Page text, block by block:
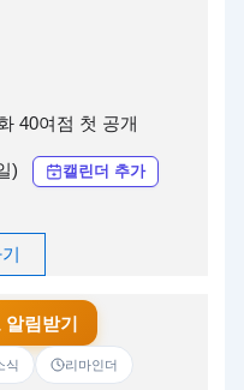
40여점 첫 공개
) 캘린더 추가
알림받기
식 리마인더